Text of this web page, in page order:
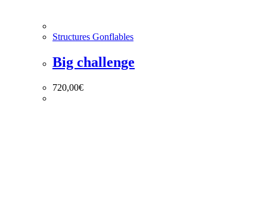
Structures Gonflables
Big challenge
720,00€